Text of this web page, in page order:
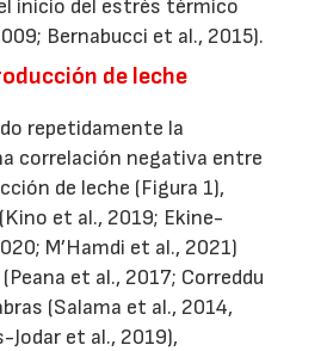
inicio del estrés térmico
Bernabucci et al., 2015).
de leche
repetidamente la
correlación negativa entre
de leche (Figura 1),
et al., 2019; Ekine-
M’Hamdi et al., 2021)
et al., 2017; Correddu
(Salama et al., 2014,
Jodar et al., 2019),